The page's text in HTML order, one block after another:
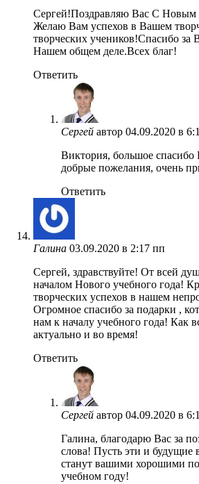
Сергей!Поздравляю Вас С Новым
Желаю Вам успехов в Вашем
творческих учеников!Спасибо
Нашем общем деле.Всех благ!
Ответить
Сергей автор 04.09.2020 в
Виктория, большое спасибо
добрые пожелания, очень
Ответить
Галина 03.09.2020 в 2:17 пп
Сергей, здравствуйте! От всей
началом Нового учебного года!
творческих успехов в нашем
Огромное спасибо за подарки ,
нам к началу учебного года! Как
актуально и во время!
Ответить
Сергей автор 04.09.2020 в
Галина, благодарю Вас за
слова! Пусть эти и будущие
станут вашими хорошими
учебном году!